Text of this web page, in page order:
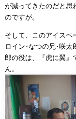
が減ってきたのだと思
のですが。
そして、このアイスペ
ロイン･なつの兄･咲
郎の役は、『虎に翼』
ん。